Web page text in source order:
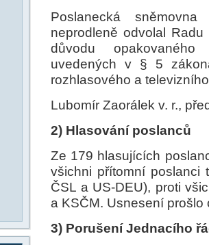
Poslanecká
neprodleně odvolal
důvodu
uvedených v § 5
rozhlasového a
Lubomír Zaorálek v. r.,
2) Hlasování poslanců
Ze 179 hlasujících
všichni přítomní poslanci
ČSL a US-DEU), proti
a KSČM. Usnesení prošlo
3) Porušení Jednacího